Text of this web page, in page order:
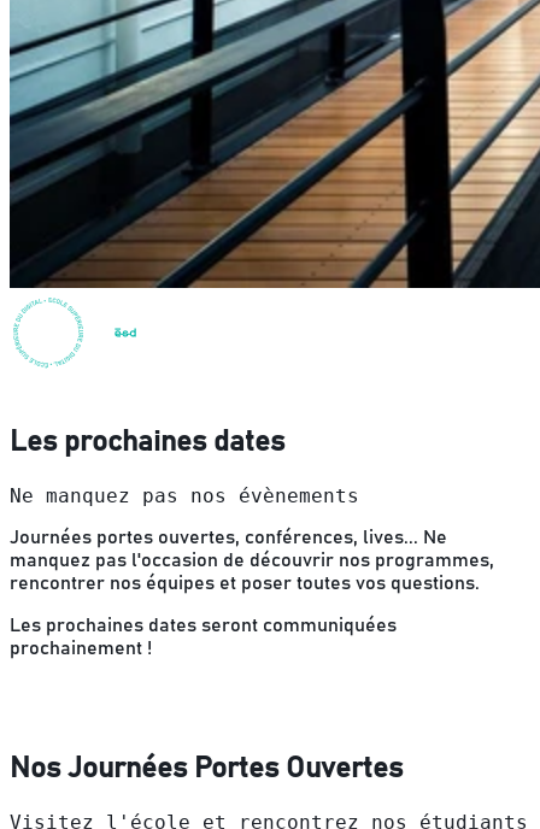
Les prochaines dates
Ne manquez pas nos évènements
Journées portes ouvertes, conférences, lives... Ne
manquez pas l'occasion de découvrir nos programmes,
rencontrer nos équipes et poser toutes vos questions.
Les prochaines dates seront communiquées
prochainement !
Nos Journées Portes Ouvertes
Visitez l'école et rencontrez nos étudiants